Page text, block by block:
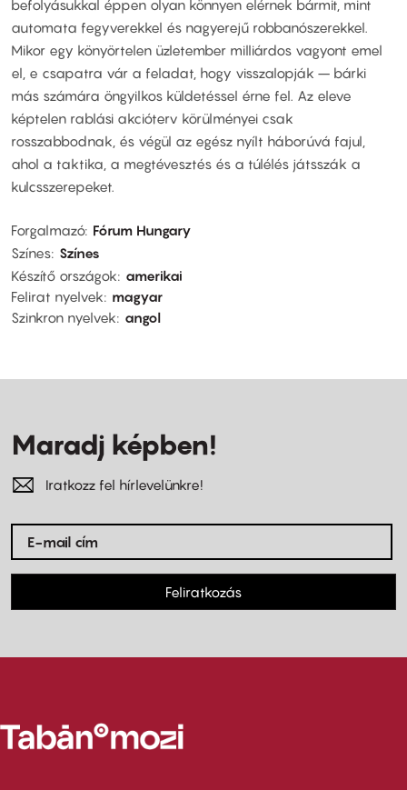
befolyásukkal éppen olyan könnyen elérnek bármit, mint
automata fegyverekkel és nagyerejű robbanószerekkel.
Mikor egy könyörtelen üzletember milliárdos vagyont emel
el, e csapatra vár a feladat, hogy visszalopják – bárki
más számára öngyilkos küldetéssel érne fel. Az eleve
képtelen rablási akcióterv körülményei csak
rosszabbodnak, és végül az egész nyílt háborúvá fajul,
ahol a taktika, a megtévesztés és a túlélés játsszák a
kulcsszerepeket.
Forgalmazó Fórum Hungary
Színes Színes
Készítő országok
amerikai
Felirat nyelvek
magyar
Szinkron nyelvek
angol
Maradj képben!
Iratkozz fel hírlevelünkre!
Feliratkozás